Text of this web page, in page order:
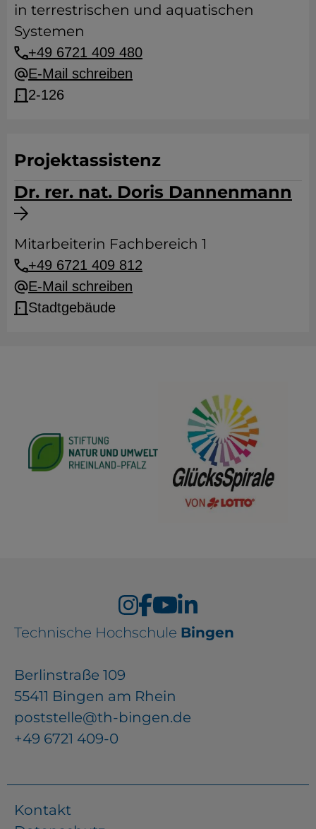
in terrestrischen und aquatischen
Systemen
+49 6721 409 480
E-Mail schreiben
2-126
Dr. rer. nat. Doris Dannenmann
Projektassistenz
Mitarbeiterin Fachbereich 1
+49 6721 409 812
E-Mail schreiben
Stadtgebäude
Technische Hochschule Bingen
Berlinstraße 109
55411 Bingen am Rhein
poststelle@th-bingen.de
+49 6721 409-0
Kontakt